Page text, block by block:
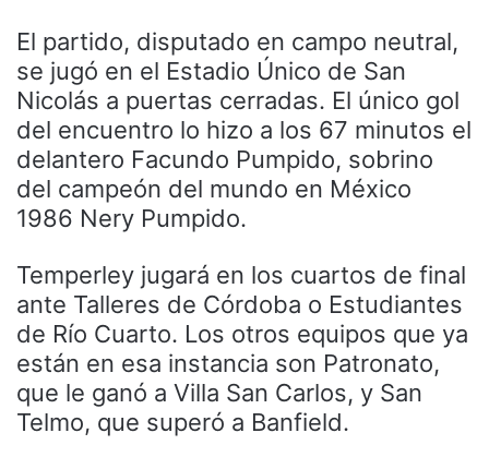
El partido, disputado en campo neutral,
se jugó en el Estadio Único de San
Nicolás a puertas cerradas. El único gol
del encuentro lo hizo a los 67 minutos el
delantero Facundo Pumpido, sobrino
del campeón del mundo en México
1986 Nery Pumpido.
Temperley jugará en los cuartos de final
ante Talleres de Córdoba o Estudiantes
de Río Cuarto. Los otros equipos que ya
están en esa instancia son Patronato,
que le ganó a Villa San Carlos, y San
Telmo, que superó a Banfield.